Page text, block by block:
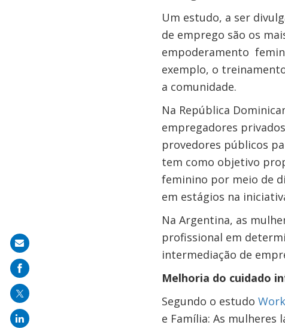
Um estudo, a ser
de emprego são os
empoderamento
exemplo, o
a comunidade.
Na República
empregadores
provedores públicos
tem como objetivo
feminino por meio de
em estágios na
Na Argentina, as
profissional em
intermediação de
Melhoria do cuidado
Segundo o estudo
e Família: As mulheres
Share
on
mail